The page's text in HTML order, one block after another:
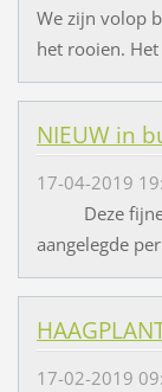
We zijn volop
het rooien.
NIEUW in
17-04-2019
Deze fijne
aangelegde
17-02-2019